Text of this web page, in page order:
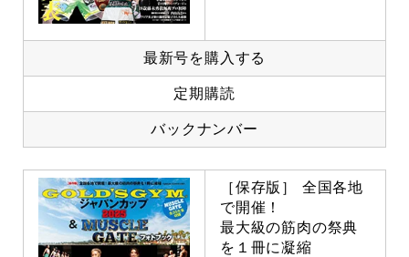
最新号を購入する
定期購読
バックナンバー
［保存版］ 全国各地
で開催！
最大級の筋肉の祭典
を１冊に凝縮